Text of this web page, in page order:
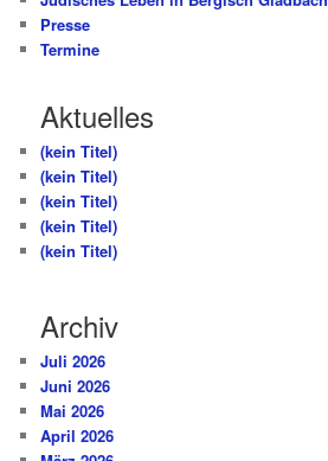
Presse
Termine
Aktuelles
(kein Titel)
(kein Titel)
(kein Titel)
(kein Titel)
(kein Titel)
Archiv
Juli 2026
Juni 2026
Mai 2026
April 2026